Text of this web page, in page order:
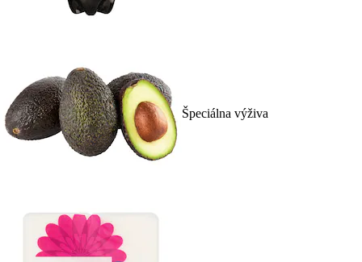
Špeciálna výživa